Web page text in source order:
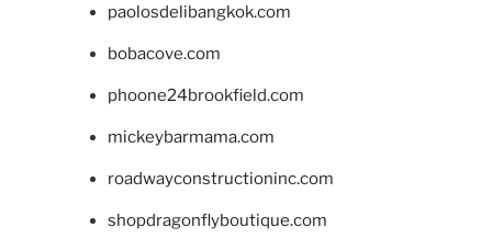
paolosdelibangkok.com
bobacove.com
phoone24brookfield.com
mickeybarmama.com
roadwayconstructioninc.com
shopdragonflyboutique.com